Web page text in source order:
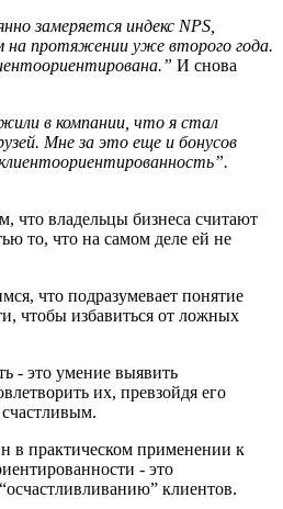
замеряется индекс NPS,
протяжении уже второго года.
И снова
в компании, что я стал
Мне за это еще и бонусов
что владельцы бизнеса считают
то, что на самом деле ей не
что подразумевает понятие
чтобы избавиться от ложных
- это умение выявить
их, превзойдя его
в практическом применении к
- это
клиентов.